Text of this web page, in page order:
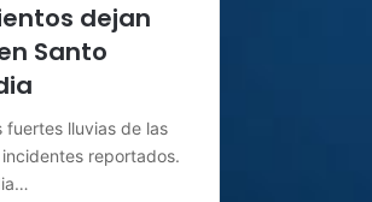
dejan
Santo
fuertes lluvias de las
reportados.